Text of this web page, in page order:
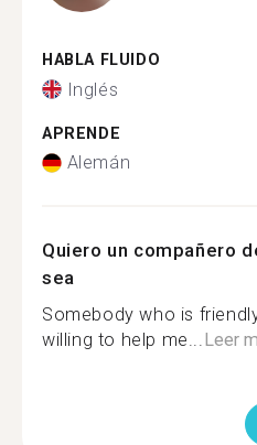
HABLA FLUIDO
Inglés
APRENDE
Alemán
Quiero un compañero
sea
Somebody who is
willing to help me...Leer